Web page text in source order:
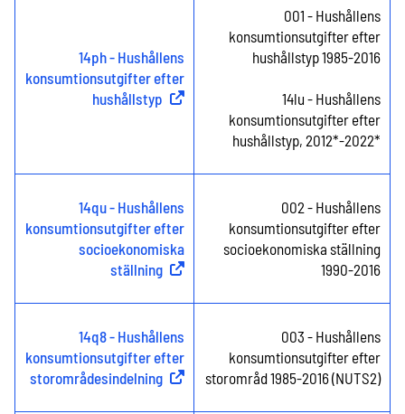
14ph - Hushållens
konsumtionsutgifter efter
hushållstyp Extern länk
001 - Hushållens
konsumtionsutgifter efter
hushållstyp 1985-2016
⁠⁠14lu - Hushållens
konsumtionsutgifter efter
hushållstyp, 2012*-2022*
14qu - Hushållens
konsumtionsutgifter efter
socioekonomiska
ställning Extern länk
002 - Hushållens
konsumtionsutgifter efter
socioekonomiska ställning
1990-2016
14q8 - Hushållens
konsumtionsutgifter efter
storområdesindelning Extern länk)
003 - Hushållens
konsumtionsutgifter efter
storområd 1985-2016 (NUTS2)